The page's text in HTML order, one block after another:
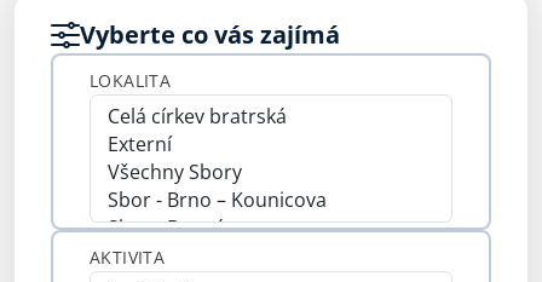
Vyberte co vás zajímá
LOKALITA
AKTIVITA